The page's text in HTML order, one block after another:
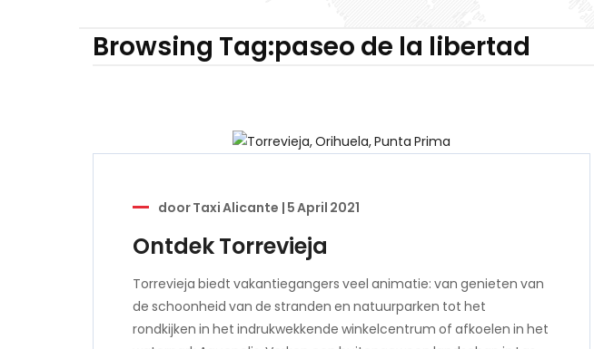
Browsing Tag:paseo de la libertad
doorTaxi Alicante | 5 April 2021
Ontdek Torrevieja
Torrevieja biedt vakantiegangers veel animatie: van genieten van
de schoonheid van de stranden en natuurparken tot het
rondkijken in het indrukwekkende winkelcentrum of afkoelen in het